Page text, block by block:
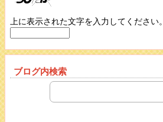
上に表示された文字を入力してください。
ブログ内検索